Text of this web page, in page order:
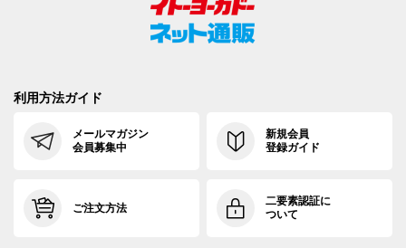
利用方法ガイド
メールマガジン
会員募集中
新規会員
登録ガイド
ご注文方法
二要素認証に
ついて